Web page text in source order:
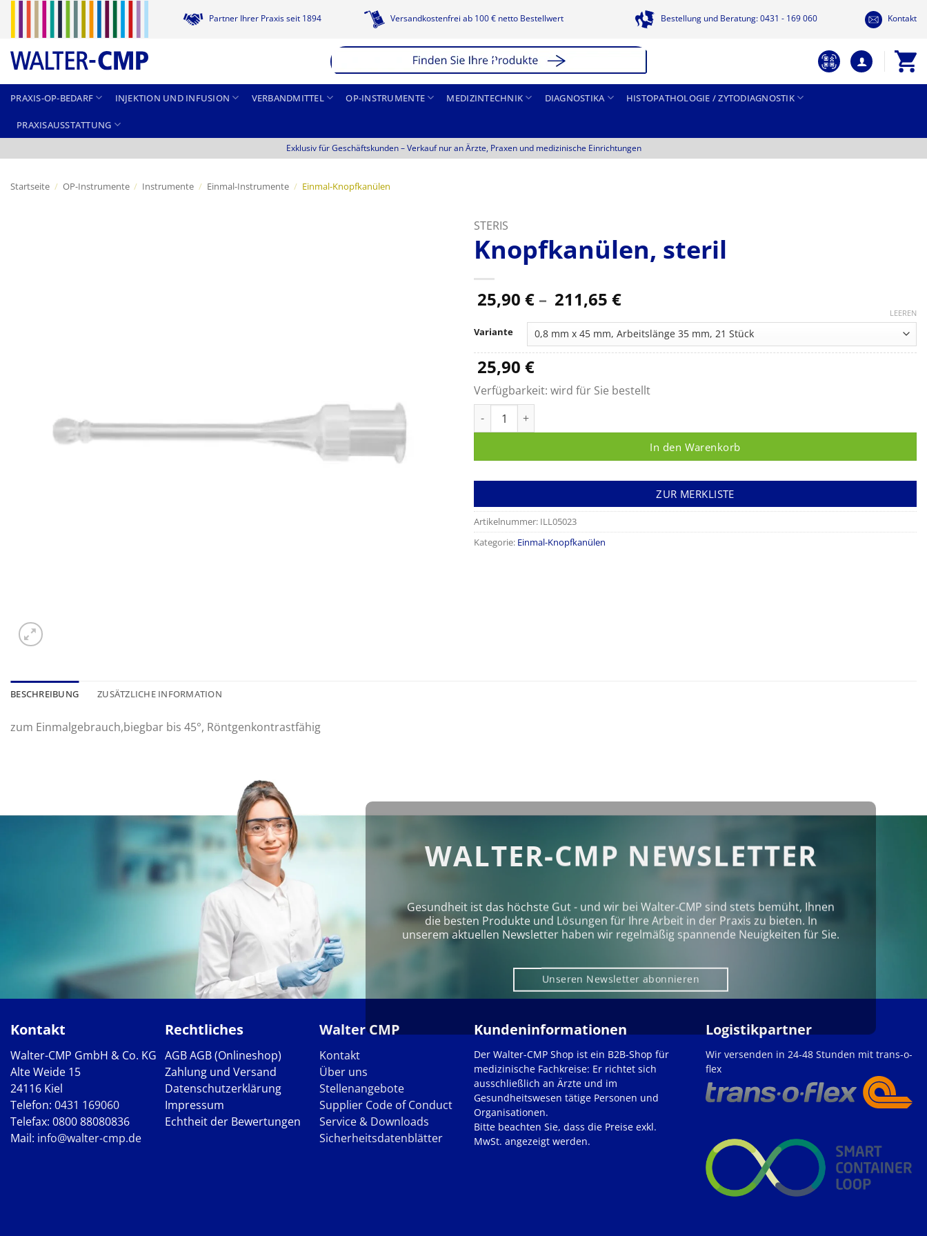
springen
Partner Ihrer Praxis seit 1894 Versandkostenfrei ab 100 € netto Bestellwert Bestellung und Beratung: 0431 - 169 060 Kontakt
PRAXIS-OP-BEDARF INJEKTION UND INFUSION VERBANDMITTEL OP-INSTRUMENTE MEDIZINTECHNIK DIAGNOSTIKA HISTOPATHOLOGIE / ZYTODIAGNOSTIK
PRAXISAUSSTATTUNG
Exklusiv für Geschäftskunden –Verkauf nur an Ärzte, Praxen und medizinische Einrichtungen
Startseite / OP-Instrumente / Instrumente / Einmal-Instrumente / Einmal-Knopfkanülen
STERIS
Knopfkanülen, steril
25,90 € – 211,65 €Preisspanne:
bis
211,65 €
Variante
LEEREN
25,90 €
Verfügbarkeit: wird für Sie bestellt
In den Warenkorb
ZUR MERKLISTE
Artikelnummer: ILL05023
Kategorie: Einmal-Knopfkanülen
BESCHREIBUNG ZUSÄTZLICHE INFORMATION
zum Einmalgebrauch,biegbar bis 45°, Röntgenkontrastfähig
WALTER-CMP NEWSLETTER
Gesundheit ist das höchste Gut - und wir bei Walter‑CMP sind stets bemüht, Ihnen
die besten Produkte und Lösungen für Ihre Arbeit in der Praxis zu bieten. In
unserem aktuellen Newsletter haben wir regelmäßig spannende Neuigkeiten für Sie.
Unseren Newsletter abonnieren
Kontakt
Walter-CMP GmbH & Co. KG
Alte Weide 15
24116 Kiel
Telefon: 0431 169060
Telefax: 0800 88080836
Mail: info@walter-cmp.de
Rechtliches
AGBAGB (Onlineshop)
Zahlung und Versand
Datenschutzerklärung
Impressum
Echtheit der Bewertungen
Walter CMP
Kontakt
Über uns
Stellenangebote
Supplier Code of Conduct
Service & Downloads
Sicherheitsdatenblätter
Kundeninformationen
Der Walter-CMP Shop ist ein B2B-Shop für
medizinische Fachkreise: Er richtet sich
ausschließlich an Ärzte und im
Gesundheitswesen tätige Personen und
Organisationen.
Bitte beachten Sie, dass die Preise exkl.
MwSt. angezeigt werden.
Logistikpartner
Wir versenden in 24-48 Stunden mit trans-o-
flex